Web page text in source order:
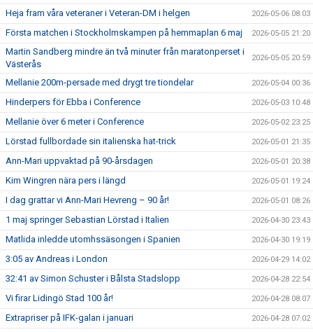
Heja fram våra veteraner i Veteran-DM i helgen 2026-05-06 08:03
Första matchen i Stockholmskampen på hemmaplan 6 maj 2026-05-05 21:20
Martin Sandberg mindre än två minuter från maratonperset i
Västerås
2026-05-05 20:59
Mellanie 200m-persade med drygt tre tiondelar 2026-05-04 00:36
Hinderpers för Ebba i Conference 2026-05-03 10:48
Mellanie över 6 meter i Conference 2026-05-02 23:25
Lörstad fullbordade sin italienska hat-trick 2026-05-01 21:35
Ann-Mari uppvaktad på 90-årsdagen 2026-05-01 20:38
Kim Wingren nära pers i längd 2026-05-01 19:24
I dag grattar vi Ann-Mari Hevreng – 90 år! 2026-05-01 08:26
1 maj springer Sebastian Lörstad i Italien 2026-04-30 23:43
Matlida inledde utomhssäsongen i Spanien 2026-04-30 19:19
3:05 av Andreas i London 2026-04-29 14:02
32:41 av Simon Schuster i Bålsta Stadslopp 2026-04-28 22:54
Vi firar Lidingö Stad 100 år! 2026-04-28 08:07
Extrapriser på IFK-galan i januari 2026-04-28 07:02